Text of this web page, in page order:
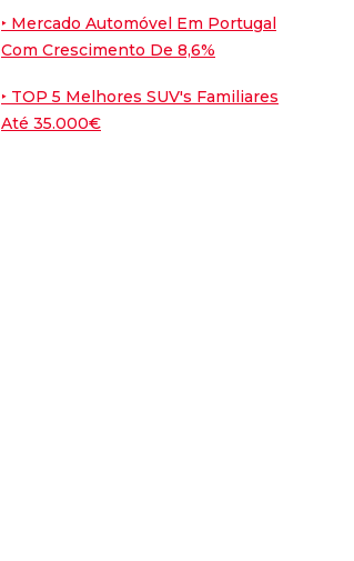
7.6/10
‣ Mercado Automóvel Em Portugal
Com Crescimento De 8,6%
‣ TOP 5 Melhores SUV's Familiares
Até 35.000€